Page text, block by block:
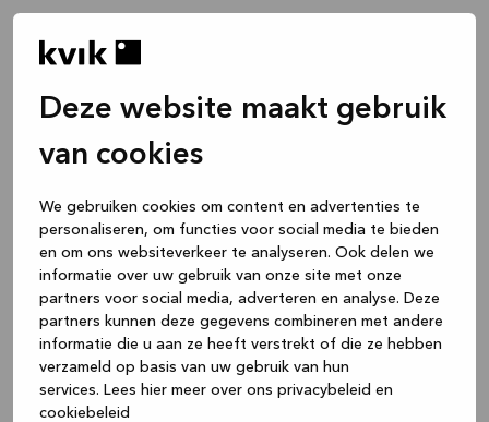
Deze website maakt gebruik
van cookies
We gebruiken cookies om content en advertenties te
personaliseren, om functies voor social media te bieden
en om ons websiteverkeer te analyseren. Ook delen we
informatie over uw gebruik van onze site met onze
partners voor social media, adverteren en analyse. Deze
partners kunnen deze gegevens combineren met andere
informatie die u aan ze heeft verstrekt of die ze hebben
verzameld op basis van uw gebruik van hun
services. Lees hier meer over ons privacybeleid en
cookiebeleid